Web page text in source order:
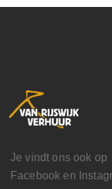
Je vindt ons ook op
Facebook en